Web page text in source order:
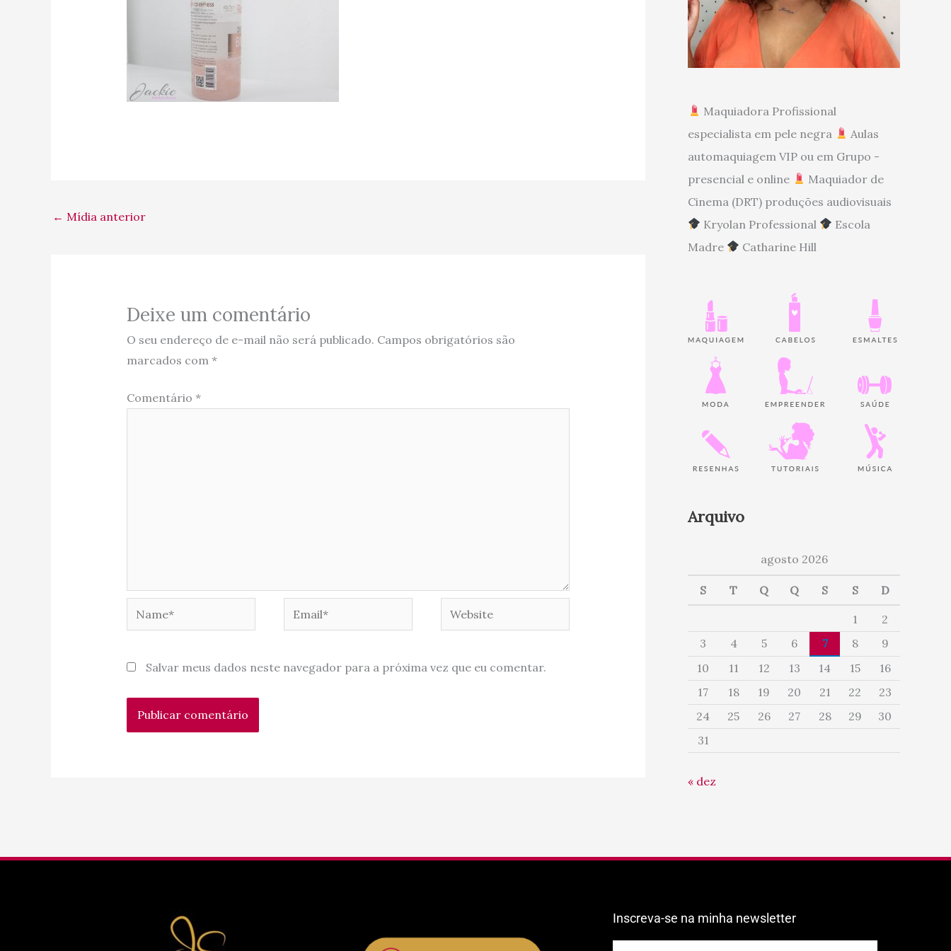
← Mídia anterior
Deixe um comentário
O seu endereço de e-mail não será publicado. Campos obrigatórios são
marcados com *
Comentário *
Website
Salvar meus dados neste navegador para a próxima vez que eu comentar.
Maquiadora Profissional
especialista em pele negra
Aulas
automaquiagem VIP ou em Grupo -
presencial e online
Maquiador de
Cinema (DRT) produções audiovisuais
Kryolan Professional
Escola
Madre
Catharine Hill
Arquivo
agosto 2026
S T Q Q S S D
1
2
3
4 5 6 7 8
9
10
11 12 13 14 15
16
17
18 19 20 21 22
23
24
25 26 27 28 29
30
31
« dez
Inscreva-se na minha newsletter